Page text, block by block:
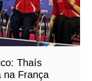
Thaís
na França